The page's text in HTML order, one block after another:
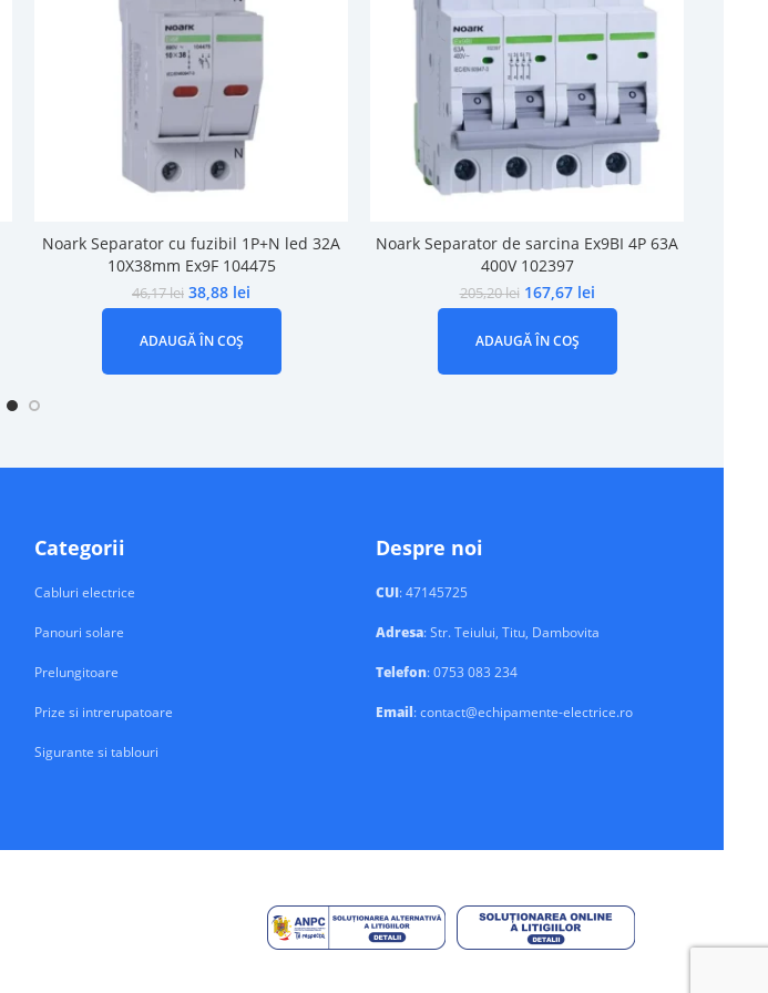
Noark Separator cu fuzibil 1P+N led 32A
10X38mm Ex9F 104475
46,17lei 38,88 lei
ADAUGĂ ÎN COȘ
Noark Separator de sarcina Ex9BI 4P 63A
400V 102397
205,20lei 167,67 lei
ADAUGĂ ÎN COȘ
Categorii
Cabluri electrice
Panouri solare
Prelungitoare
Prize si intrerupatoare
Sigurante si tablouri
Despre noi
CUI: 47145725
Adresa: Str. Teiului, Titu, Dambovita
Telefon: 0753 083 234
Email: contact@echipamente-electrice.ro